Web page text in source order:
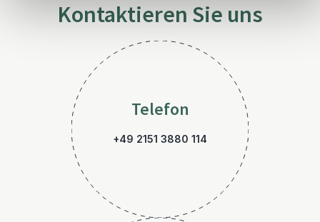
Kontaktieren Sie uns
Telefon
+49 2151 3880 114